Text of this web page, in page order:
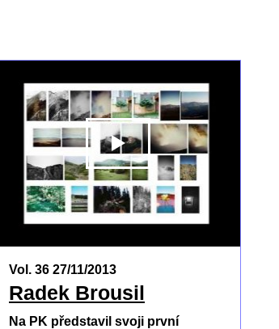
Vol. 36 27/11/2013
Radek Brousil
Na PK představil svoji první